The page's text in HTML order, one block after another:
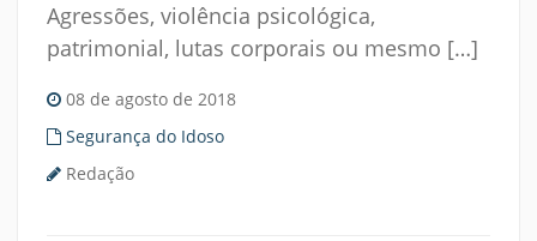
Agressões, violência psicológica,
patrimonial, lutas corporais ou mesmo […]
08 de agosto de 2018
Segurança do Idoso
Redação